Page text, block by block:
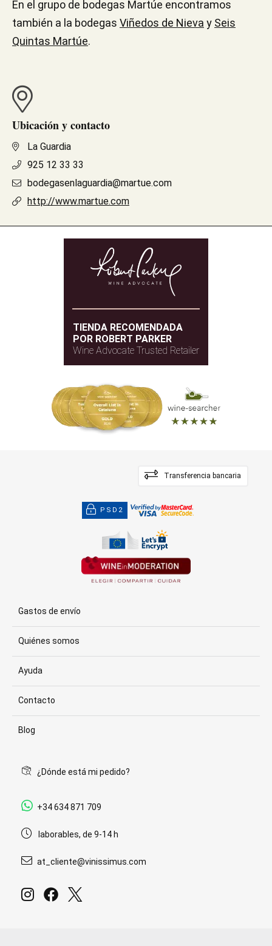
En el grupo de bodegas Martúe encontramos
también a la bodegas Viñedos de Nieva y Seis
Quintas Martúe.
Ubicación y contacto
La Guardia
925 12 33 33
bodegasenlaguardia@martue.com
http://www.martue.com
TIENDA RECOMENDADA
POR ROBERT PARKER
Wine Advocate Trusted Retailer
Transferencia bancaria
PSD2
Gastos de envío
Quiénes somos
Ayuda
Contacto
Blog
¿Dónde está mi pedido?
+34 634 871 709
laborables, de 9-14 h
at_cliente@vinissimus.com